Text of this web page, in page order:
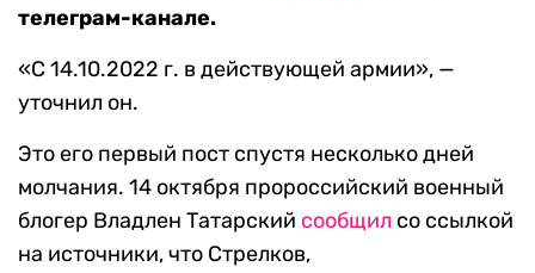
телеграм-канале.
«С 14.10.2022 г. в действующей армии», —
уточнил он.
Это его первый пост спустя несколько дней
молчания. 14 октября пророссийский военный
блогер Владлен Татарский сообщил со ссылкой
на источники, что Стрелков,